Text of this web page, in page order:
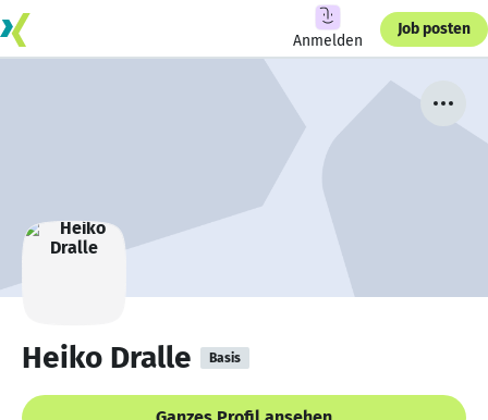
Anmelden
Job posten
Heiko Dralle Basis